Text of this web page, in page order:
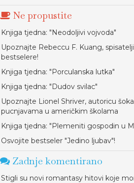
Ne propustite
Knjiga tjedna: "Neodoljivi vojvoda"
Upoznajte Rebeccu F. Kuang,
bestselere!
Knjiga tjedna: "Porculanska lutka"
Knjiga tjedna: "Dudov svilac"
Upoznajte Lionel Shriver, autoricu
pucnjavama u američkim školama
Knjiga tjedna: "Plemeniti gospodin u
Osvojite bestseler "Jedino ljubav"!
Zadnje komentirano
Stigli su novi romantasy hitovi koje